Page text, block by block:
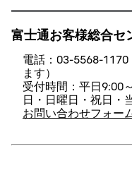
富士通お客様総合セ
電話：03-5568-1170
ます）
受付時間：平日9:00
日・日曜日・祝日・
お問い合わせフォー